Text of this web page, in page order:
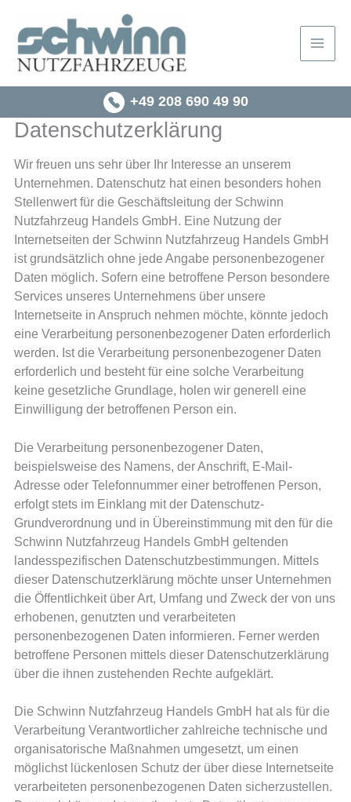
Inhalt
springen
+49 208 690 49 90
Datenschutzerklärung
Wir freuen uns sehr über Ihr Interesse an unserem
Unternehmen. Datenschutz hat einen besonders hohen
Stellenwert für die Geschäftsleitung der Schwinn
Nutzfahrzeug Handels GmbH. Eine Nutzung der
Internetseiten der Schwinn Nutzfahrzeug Handels GmbH
ist grundsätzlich ohne jede Angabe personenbezogener
Daten möglich. Sofern eine betroffene Person besondere
Services unseres Unternehmens über unsere
Internetseite in Anspruch nehmen möchte, könnte jedoch
eine Verarbeitung personenbezogener Daten erforderlich
werden. Ist die Verarbeitung personenbezogener Daten
erforderlich und besteht für eine solche Verarbeitung
keine gesetzliche Grundlage, holen wir generell eine
Einwilligung der betroffenen Person ein.
Die Verarbeitung personenbezogener Daten,
beispielsweise des Namens, der Anschrift, E-Mail-
Adresse oder Telefonnummer einer betroffenen Person,
erfolgt stets im Einklang mit der Datenschutz-
Grundverordnung und in Übereinstimmung mit den für die
Schwinn Nutzfahrzeug Handels GmbH geltenden
landesspezifischen Datenschutzbestimmungen. Mittels
dieser Datenschutzerklärung möchte unser Unternehmen
die Öffentlichkeit über Art, Umfang und Zweck der von uns
erhobenen, genutzten und verarbeiteten
personenbezogenen Daten informieren. Ferner werden
betroffene Personen mittels dieser Datenschutzerklärung
über die ihnen zustehenden Rechte aufgeklärt.
Die Schwinn Nutzfahrzeug Handels GmbH hat als für die
Verarbeitung Verantwortlicher zahlreiche technische und
organisatorische Maßnahmen umgesetzt, um einen
möglichst lückenlosen Schutz der über diese Internetseite
verarbeiteten personenbezogenen Daten sicherzustellen.